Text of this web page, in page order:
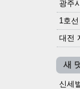
대전
새